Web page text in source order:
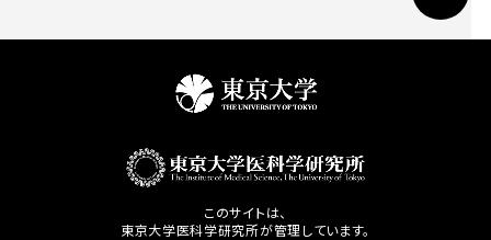
このサイトは、
東京大学医科学研究所が管理しています。